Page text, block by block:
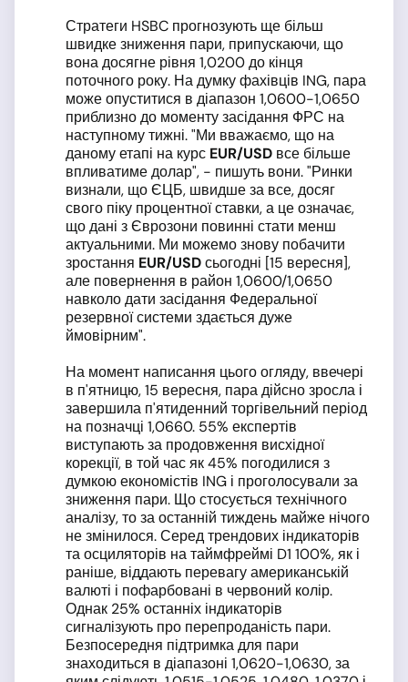
Стратеги HSBC прогнозують ще більш
швидке зниження пари, припускаючи, що
вона досягне рівня 1,0200 до кінця
поточного року. На думку фахівців ING, пара
може опуститися в діапазон 1,0600-1,0650
приблизно до моменту засідання ФРС на
наступному тижні. "Ми вважаємо, що на
даному етапі на курс EUR/USD все більше
впливатиме долар", - пишуть вони. "Ринки
визнали, що ЄЦБ, швидше за все, досяг
свого піку процентної ставки, а це означає,
що дані з Єврозони повинні стати менш
актуальними. Ми можемо знову побачити
зростання EUR/USDсьогодні [15 вересня],
але повернення в район 1,0600/1,0650
навколо дати засідання Федеральної
резервної системи здається дуже
ймовірним".
На момент написання цього огляду, ввечері
в п'ятницю, 15 вересня, пара дійсно зросла і
завершила п'ятиденний торгівельний період
на позначці 1,0660. 55% експертів
виступають за продовження висхідної
корекції, в той час як 45% погодилися з
думкою економістів ING і проголосували за
зниження пари. Що стосується технічного
аналізу, то за останній тиждень майже нічого
не змінилося. Серед трендових індикаторів
та осциляторів на таймфреймі D1 100%, як і
раніше, віддають перевагу американській
валюті і пофарбовані в червоний колір.
Однак 25% останніх індикаторів
сигналізують про перепроданість пари.
Безпосередня підтримка для пари
знаходиться в діапазоні 1,0620-1,0630, за